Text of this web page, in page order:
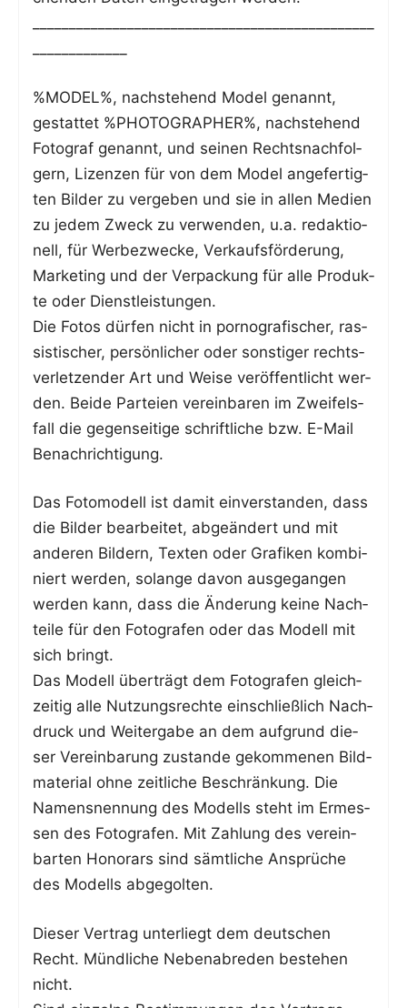
%MODEL%, nach­ste­hend Model genannt,
gestat­tet %PHOTOGRAPHER%, nach­ste­hend
Foto­graf genannt, und sei­nen Rechts­nach­fol­
gern, Lizen­zen für von dem Model ange­fer­tig­
ten Bil­der zu ver­ge­ben und sie in allen Medi­en
zu jedem Zweck zu ver­wen­den, u.a. redak­tio­
nell, für Wer­be­zwe­cke, Ver­kaufs­för­de­rung,
Mar­ke­ting und der Ver­pa­ckung für alle Pro­duk­
te oder Dienstleistungen.
Die Fotos dür­fen nicht in por­no­gra­fi­scher, ras­
sis­ti­scher, per­sön­li­cher oder sons­ti­ger rechts­
ver­let­zen­der Art und Wei­se ver­öf­fent­licht wer­
den. Bei­de Par­tei­en ver­ein­ba­ren im Zwei­fels­
fall die gegen­sei­ti­ge schrift­li­che bzw. E-Mail
Benachrichtigung.
Das Foto­mo­dell ist damit ein­ver­stan­den, dass
die Bil­der bear­bei­tet, abge­än­dert und mit
ande­ren Bil­dern, Tex­ten oder Gra­fi­ken kom­bi­
niert wer­den, solan­ge davon aus­ge­gan­gen
wer­den kann, dass die Ände­rung kei­ne Nach­
tei­le für den Foto­gra­fen oder das Modell mit
sich bringt.
Das Modell über­trägt dem Foto­gra­fen gleich­
zei­tig alle Nut­zungs­rech­te ein­schließ­lich Nach­
druck und Wei­ter­ga­be an dem auf­grund die­
ser Ver­ein­ba­rung zustan­de gekom­me­nen Bild­
ma­te­ri­al ohne zeit­li­che Beschrän­kung. Die
Namens­nen­nung des Modells steht im Ermes­
sen des Foto­gra­fen. Mit Zah­lung des ver­ein­
bar­ten Hono­rars sind sämt­li­che Ansprü­che
des Modells abgegolten.
Die­ser Ver­trag unter­liegt dem deut­schen
Recht. Münd­li­che Neben­ab­re­den bestehen
nicht.